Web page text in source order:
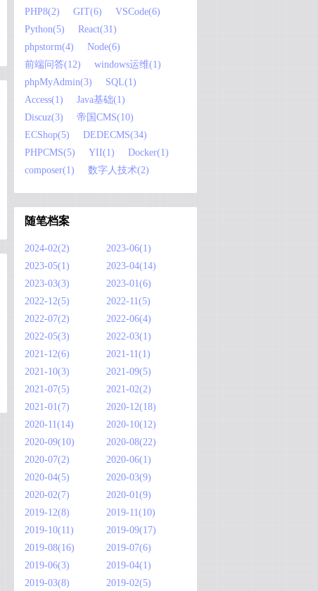
PHP8(2)
GIT(6)
VSCode(6)
Python(5)
React(31)
phpstorm(4)
Node(6)
前端问答(12)
windows运维(1)
phpMyAdmin(3)
SQL(1)
Access(1)
Java基础(1)
Discuz(3)
帝国CMS(10)
ECShop(5)
DEDECMS(34)
PHPCMS(5)
YII(1)
Docker(1)
composer(1)
数字人技术(2)
随笔档案
2024-02(2)
2023-06(1)
2023-05(1)
2023-04(14)
2023-03(3)
2023-01(6)
2022-12(5)
2022-11(5)
2022-07(2)
2022-06(4)
2022-05(3)
2022-03(1)
2021-12(6)
2021-11(1)
2021-10(3)
2021-09(5)
2021-07(5)
2021-02(2)
2021-01(7)
2020-12(18)
2020-11(14)
2020-10(12)
2020-09(10)
2020-08(22)
2020-07(2)
2020-06(1)
2020-04(5)
2020-03(9)
2020-02(7)
2020-01(9)
2019-12(8)
2019-11(10)
2019-10(11)
2019-09(17)
2019-08(16)
2019-07(6)
2019-06(3)
2019-04(1)
2019-03(8)
2019-02(5)